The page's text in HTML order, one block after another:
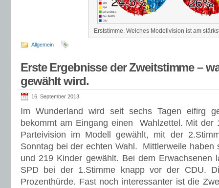
Erststimme. Welches Modellvision ist am
Allgemein
Erste Ergebnisse der Zweitstimme –
gewählt wird.
16. September 2013
Im Wunderland wird seit sechs Tagen eifirg
bekommt am Eingang einen Wahlzettel. Mit der
Parteivision im Modell gewählt, mit der
Sonntag bei der echten Wahl. Mittlerweile haben
und 219 Kinder gewählt. Bei dem Erwachsenen
SPD bei der 1.Stimme knapp vor der CDU.
Prozenthürde. Fast noch interessanter ist die